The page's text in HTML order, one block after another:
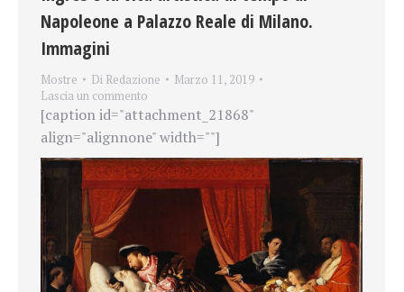
Napoleone a Palazzo Reale di Milano.
Immagini
Mostre Di Redazione
Marzo 11, 2019
Lascia un commento
[caption id="attachment_21868"
align="alignnone" width=""]